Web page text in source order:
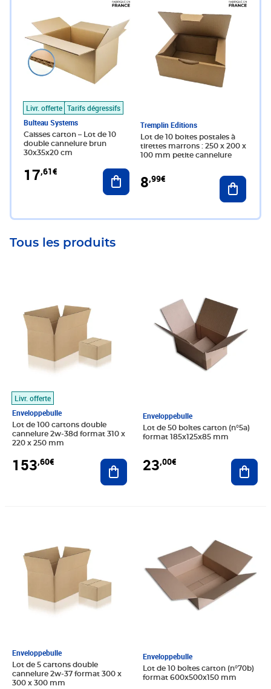
Livr. offerte Tarifs dégressifs
Bulteau Systems
Caisses carton – Lot de 10
double cannelure brun
30x35x20 cm
17,61€ Ajouter au panier
Tremplin Editions
Lot de 10 boites postales à
tirettes marrons : 250 x 200 x
100 mm petite cannelure
8,99€ Ajouter
Tous les produits
Livr. offerte
Enveloppebulle
Lot de 100 cartons double
cannelure 2w-38d format 310 x
220 x 250 mm
153,60€ Ajouter au panier
Enveloppebulle
Lot de 50 boîtes carton (n°5a)
format 185x125x85 mm
23,00€
Enveloppebulle
Lot de 5 cartons double
cannelure 2w-37 format 300 x
300 x 300 mm
Enveloppebulle
Lot de 10 boîtes carton (n°70b)
format 600x500x150 mm